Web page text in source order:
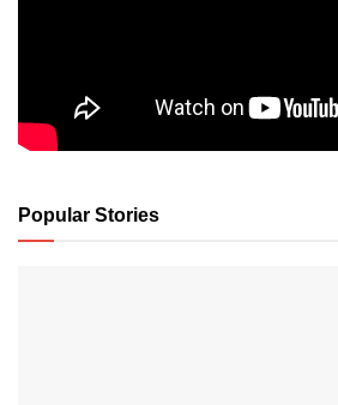
Popular Stories